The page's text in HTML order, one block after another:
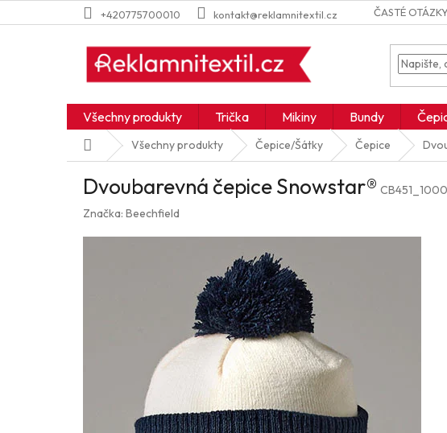
na
+420775700010 kontakt@reklamnitextil.cz ČASTÉ OTÁZKY
Všechny produkty Trička Mikiny Bundy
Domů Všechny produkty Čepice/Šátky Čepice
Dvoubarevná čepice Snowstar®
Značka: Beechfield